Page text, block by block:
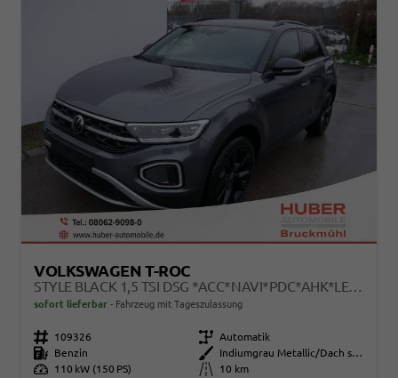
VOLKSWAGEN T-ROC
STYLE BLACK 1,5 TSI DSG *ACC*NAVI*PDC*AHK*LED*KAMERA*TEMPOMAT*19-ZOLL
sofort lieferbar Fahrzeug mit Tageszulassung
Fahrzeugnr. 109326 Getriebe Automatik
Kraftstoff
Benzin Außenfarbe
Indiumgrau Metallic/Dach schwarz
Leistung
110 kW (150 PS) Kilometerstand
10 km